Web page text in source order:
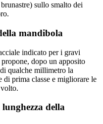
sullo smalto dei
mandibola
indicato per i gravi
dopo un apposito
qualche millimetro la
di prima classe e migliorare le
della